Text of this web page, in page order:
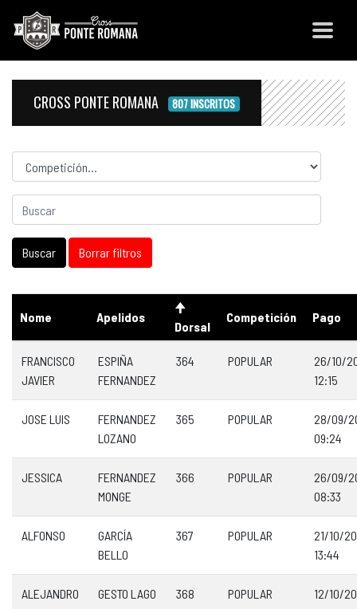
CROSS PONTE ROMANA 807 INSCRITOS
Competicion
Nome Apelidos
Dorsal
Competición Pago
FRANCISCO
JAVIER
ESPIÑA
FERNANDEZ
364 POPULAR
26/10/
12:15
JOSE LUIS
FERNANDEZ
LOZANO
365 POPULAR
28/09/
09:24
JESSICA
FERNANDEZ
MONGE
366 POPULAR
26/09/
08:33
ALFONSO
GARCÍA
BELLO
367 POPULAR
21/10/
13:44
ALEJANDRO GESTO LAGO 368 POPULAR
12/10/